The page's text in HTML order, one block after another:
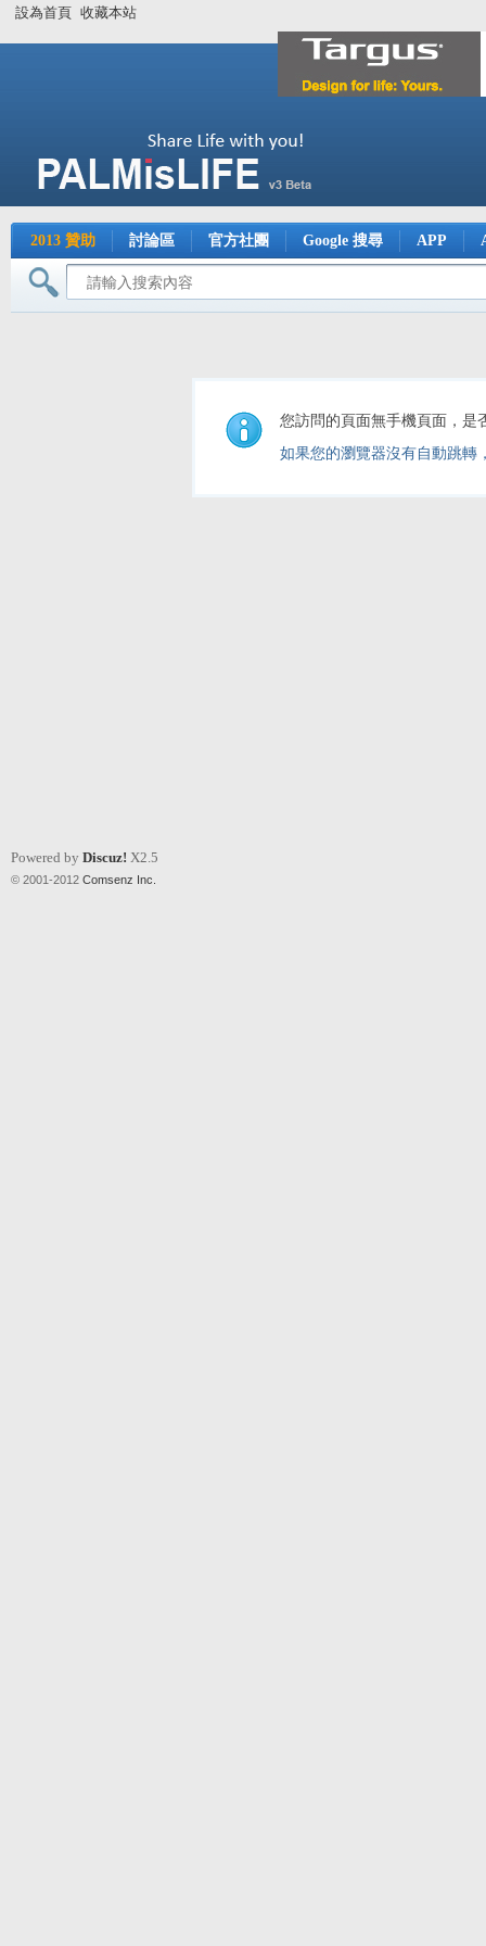
設為首頁 收藏本站
2013 贊助 討論區 官方社團 Google 搜尋 APP
您訪問的頁面無手機頁面，是
如果您的瀏覽器沒有自動跳轉
Powered by Discuz! X2.5
© 2001-2012 Comsenz Inc.